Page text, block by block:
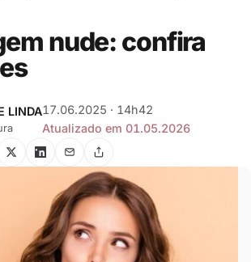
nude: confira
LINDA17.06.2025 · 14h42
Atualizado em 01.05.2026